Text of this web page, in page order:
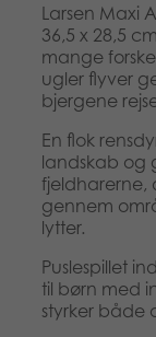
Larsen Maxi
36,5 x 28,5
mange
ugler flyver
bjergene
En flok
landskab og
fjeldharerne,
gennem
lytter.
Puslespillet
til børn med
styrker både